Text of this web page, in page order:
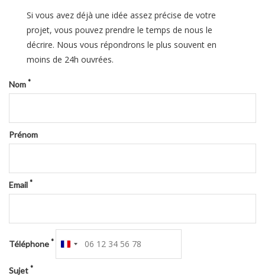
Si vous avez déjà une idée assez précise de votre
projet, vous pouvez prendre le temps de nous le
décrire. Nous vous répondrons le plus souvent en
moins de 24h ouvrées.
Nom *
Prénom
Email *
Téléphone *
France
+33
Sujet *